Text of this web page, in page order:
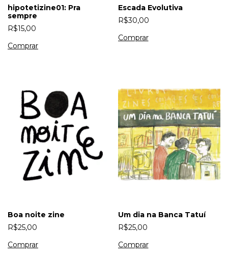
hipotetizine01: Pra
sempre
R$15,00
Escada Evolutiva
R$30,00
Boa noite zine
R$25,00
Um dia na Banca Tatuí
R$25,00